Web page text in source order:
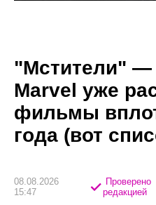
"Мстители" —
Marvel уже
фильмы
года (вот
08.08.2026
15:47
Проверено
редакцией